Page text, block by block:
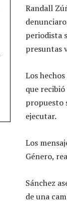
Randall
periodista
presuntas
Los
que
propuesto
ejecutar.
Los
Género,
Sánchez
de una